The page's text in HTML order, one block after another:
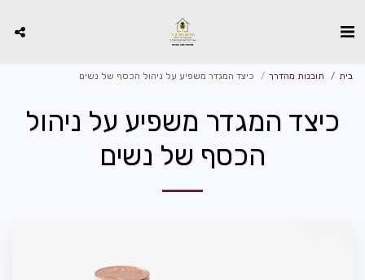
בית תובנות מהדרך כיצד המגדר משפיע על ניהול הכסף של נשים
כיצד המגדר משפיע על ניהול
הכסף של נשים